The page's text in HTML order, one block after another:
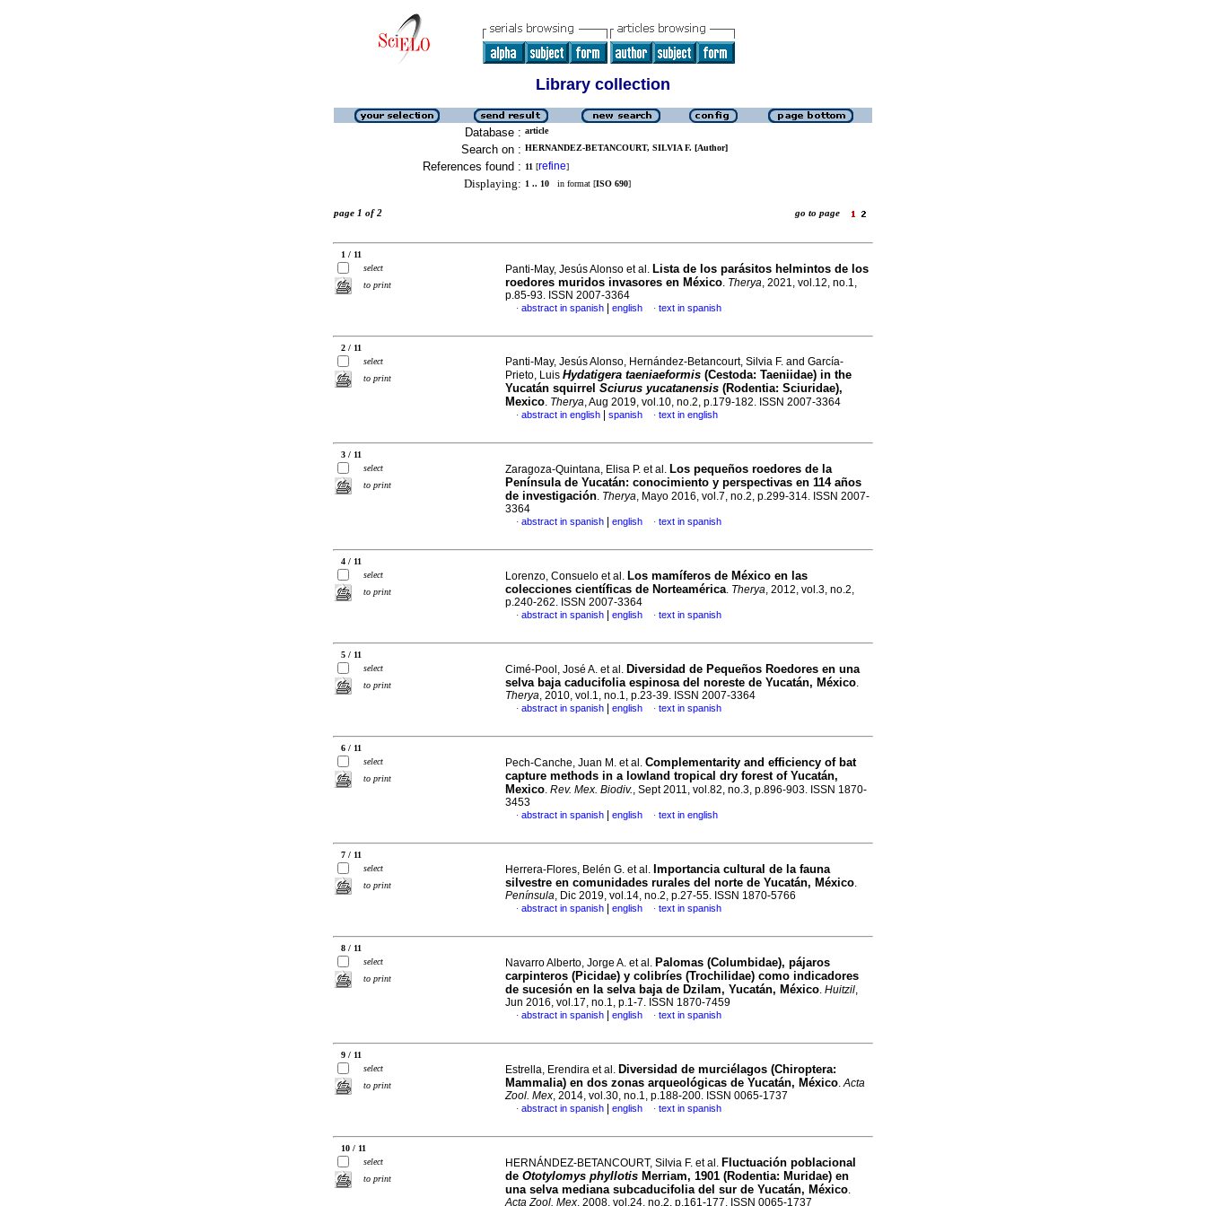
Library collection
Database : article
Search on : HERNANDEZ-BETANCOURT, SILVIA F. [Author]
References found : 11 [refine]
Displaying: 1 .. 10 in format [ISO 690]
page 1 of 2 go to page
1 / 11
select
to print
Panti-May, Jesús Alonso et al. Lista de los parásitos helmintos de los
roedores muridos invasores en México. Therya, 2021, vol.12, no.1,
p.85-93. ISSN 2007-3364
· abstract in spanish english · text in spanish
2 / 11
select
to print
Panti-May, Jesús Alonso, Hernández-Betancourt, Silvia F. and García-
Prieto, Luis Hydatigera taeniaeformis (Cestoda: Taeniidae) in the
Yucatán squirrel Sciurus yucatanensis (Rodentia: Sciuridae),
Mexico. Therya, Aug 2019, vol.10, no.2, p.179-182. ISSN 2007-3364
· abstract in english spanish · text in english
3 / 11
select
to print
Zaragoza-Quintana, Elisa P. et al. Los pequeños roedores de la
Península de Yucatán: conocimiento y perspectivas en 114 años
de investigación. Therya, Mayo 2016, vol.7, no.2, p.299-314. ISSN 2007-
3364
· abstract in spanish english · text in spanish
4 / 11
select
to print
Lorenzo, Consuelo et al. Los mamíferos de México en las
colecciones científicas de Norteamérica. Therya, 2012, vol.3, no.2,
p.240-262. ISSN 2007-3364
· abstract in spanish english · text in spanish
5 / 11
select
to print
Cimé-Pool, José A. et al. Diversidad de Pequeños Roedores en una
selva baja caducifolia espinosa del noreste de Yucatán, México.
Therya, 2010, vol.1, no.1, p.23-39. ISSN 2007-3364
· abstract in spanish english · text in spanish
6 / 11
select
to print
Pech-Canche, Juan M. et al. Complementarity and efficiency of bat
capture methods in a lowland tropical dry forest of Yucatán,
Mexico. Rev. Mex. Biodiv., Sept 2011, vol.82, no.3, p.896-903. ISSN 1870-
3453
· abstract in spanish english · text in english
7 / 11
select
to print
Herrera-Flores, Belén G. et al. Importancia cultural de la fauna
silvestre en comunidades rurales del norte de Yucatán, México.
Península, Dic 2019, vol.14, no.2, p.27-55. ISSN 1870-5766
· abstract in spanish english · text in spanish
8 / 11
select
to print
Navarro Alberto, Jorge A. et al. Palomas (Columbidae), pájaros
carpinteros (Picidae) y colibríes (Trochilidae) como indicadores
de sucesión en la selva baja de Dzilam, Yucatán, México. Huitzil,
Jun 2016, vol.17, no.1, p.1-7. ISSN 1870-7459
· abstract in spanish english · text in spanish
9 / 11
select
to print
Estrella, Erendira et al. Diversidad de murciélagos (Chiroptera:
Mammalia) en dos zonas arqueológicas de Yucatán, México.Acta
Zool. Mex, 2014, vol.30, no.1, p.188-200. ISSN 0065-1737
· abstract in spanish english · text in spanish
10 / 11
select
to print
HERNÁNDEZ-BETANCOURT, Silvia F. et al. Fluctuación poblacional
de Ototylomys phyllotis Merriam, 1901 (Rodentia: Muridae) en
una selva mediana subcaducifolia del sur de Yucatán, México.
Acta Zool. Mex, 2008, vol.24, no.2, p.161-177. ISSN 0065-1737